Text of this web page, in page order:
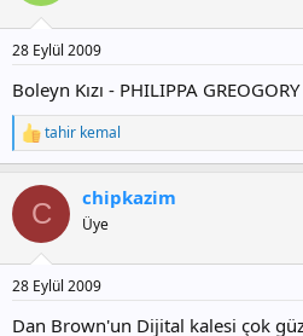
28 Eylül 2009
Boleyn Kızı - PHILIPPA GREOGORY
T
e
k
l
:
tahir kemal
C chipkazim
Üye
28 Eylül 2009
Dan Brown'un Dijital kalesi çok